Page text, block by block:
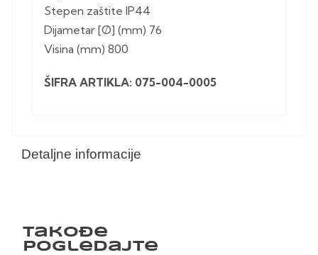
Detaljne informacije
Stepen zaštite IP44
Dijametar [Ø] (mm) 76
Visina (mm) 800
ŠIFRA ARTIKLA: 075-004-0005
Takođe
pogledajte